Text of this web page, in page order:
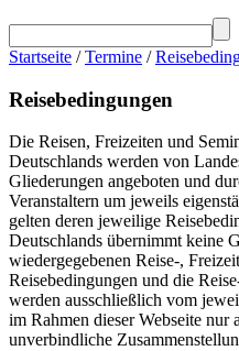
Startseite /Termine /
Reisebedingungen
Die Reisen, Freizeiten und
Deutschlands werden von
Gliederungen angeboten und
Veranstaltern um jeweils
gelten deren jeweilige
Deutschlands übernimmt keine
wiedergegebenen Reise-,
Reisebedingungen und die
werden ausschließlich vom
im Rahmen dieser Webseite nur
unverbindliche